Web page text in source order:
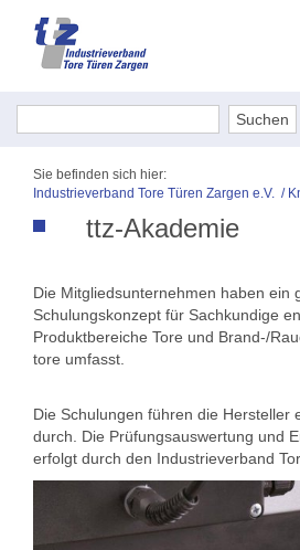
Sie befinden sich hier:
Industrieverband Tore Türen Zargen e.V. /
ttz-Akademie
Die Mitgliedsunternehmen haben ein
Schulungskonzept für Sachkundige
Produktbereiche Tore und Brand-/
tore umfasst.
Die Schulungen führen die Hersteller
durch. Die Prüfungsauswertung und
erfolgt durch den Industrieverband